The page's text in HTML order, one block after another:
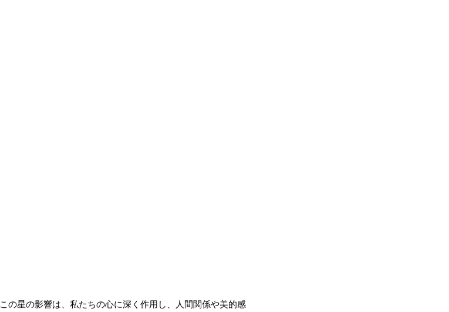
この星の影響は、私たちの心に深く作用し、人間関係や美的感